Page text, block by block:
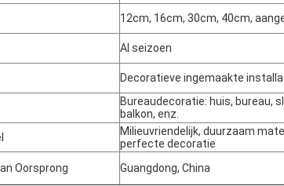
12cm, 16cm, 30cm, 40cm,
Al seizoen
Decoratieve ingemaakte
Bureaudecoratie: huis, bureau,
balkon, enz.
Milieuvriendelijk, duurzaam
perfecte decoratie
Oorsprong
Guangdong, China